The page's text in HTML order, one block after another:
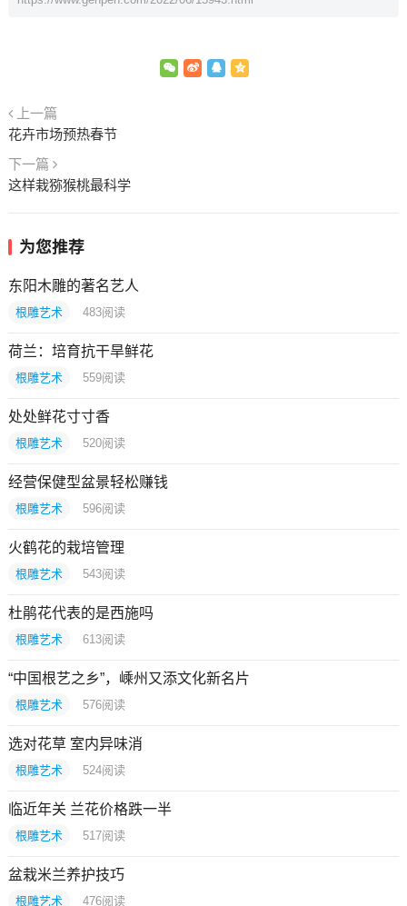
上一篇
花卉市场预热春节
下一篇
这样栽猕猴桃最科学
为您推荐
东阳木雕的著名艺人
根雕艺术 483阅读
荷兰：培育抗干旱鲜花
根雕艺术 559阅读
处处鲜花寸寸香
根雕艺术 520阅读
经营保健型盆景轻松赚钱
根雕艺术 596阅读
火鹤花的栽培管理
根雕艺术 543阅读
杜鹃花代表的是西施吗
根雕艺术 613阅读
“中国根艺之乡”，嵊州又添文化新名片
根雕艺术 576阅读
选对花草 室内异味消
根雕艺术 524阅读
临近年关 兰花价格跌一半
根雕艺术 517阅读
盆栽米兰养护技巧
根雕艺术 476阅读